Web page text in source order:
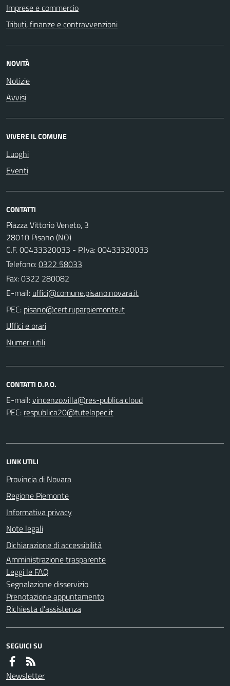
Imprese e commercio
Tributi, finanze e contravvenzioni
NOVITÀ
Notizie
Avvisi
VIVERE IL COMUNE
Luoghi
Eventi
CONTATTI
Piazza Vittorio Veneto, 3
28010 Pisano (NO)
C.F. 00433320033 - P.Iva: 00433320033
Telefono:0322 58033
Fax: 0322 280082
E-mail:
PEC:
Uffici e orari
Numeri utili
CONTATTI D.P.O.
E-mail:
PEC:
LINK UTILI
Provincia di Novara
Regione Piemonte
Informativa privacy
Note legali
Dichiarazione di accessibilità
Amministrazione trasparente
Leggi le FAQ
Segnalazione disservizio
Prenotazione appuntamento
Richiesta d'assistenza
SEGUICI SU
Newsletter